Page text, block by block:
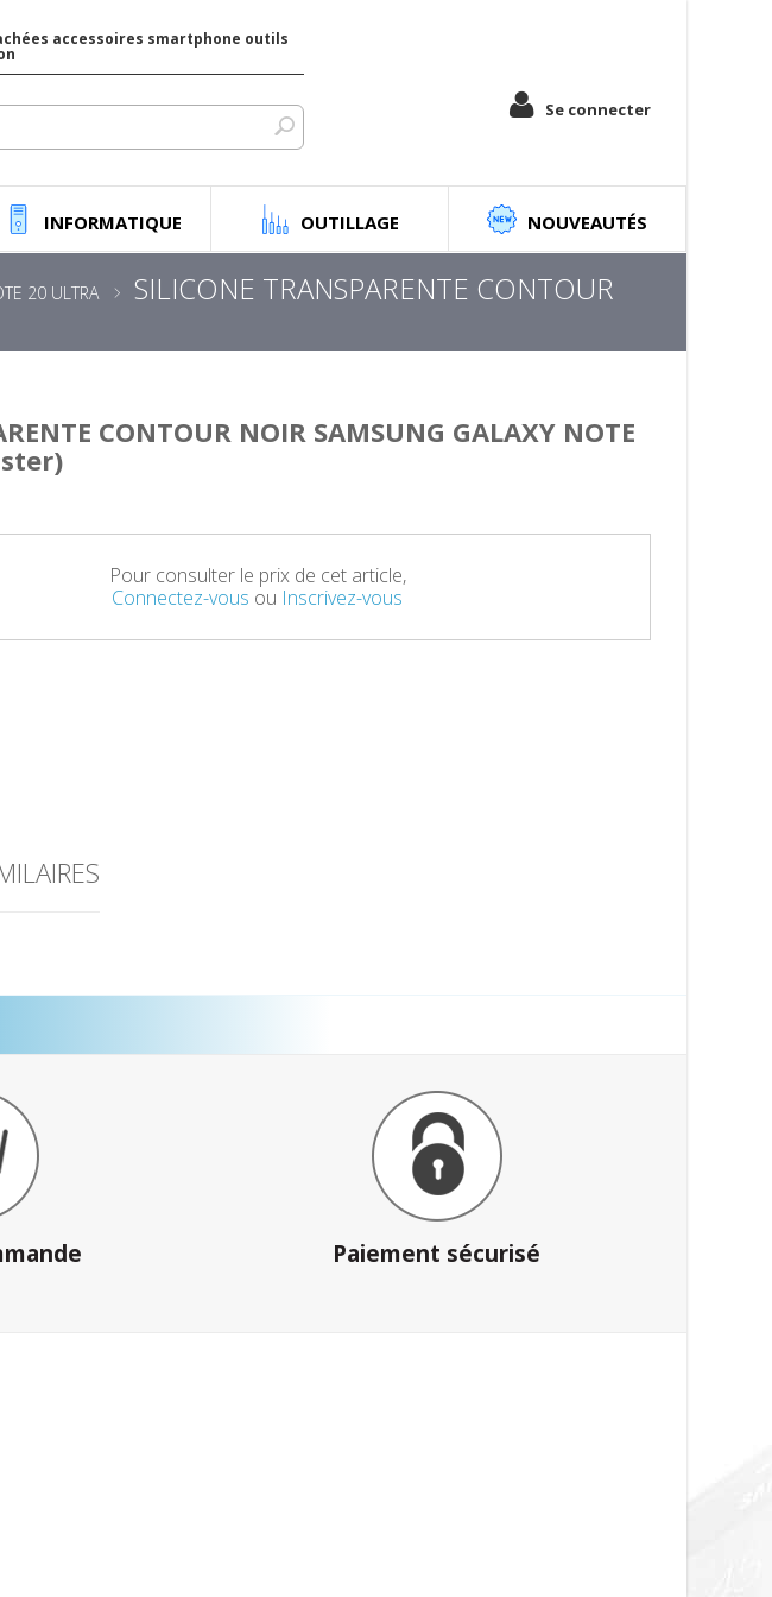
accessoires smartphone outils
Se connecter
INFORMATIQUE OUTILLAGE NOUVEAUTÉS
20 ULTRA SILICONE TRANSPARENTE CONTOUR
CONTOUR NOIR SAMSUNG GALAXY NOTE
Pour consulter le prix de cet article,
Connectez-vous ou Inscrivez-vous
Paiement sécurisé